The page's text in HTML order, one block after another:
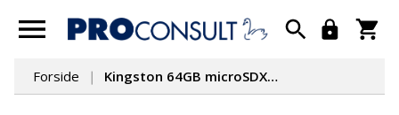
Forside Kingston 64GB microSDXC Canvas Select Plus incl. adapter